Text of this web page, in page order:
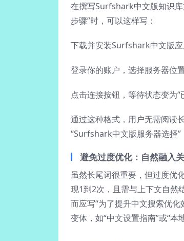
在撰写Surfshark中文版知识
步骤”时，可以这样写：
下载并安装Surfshark中文版应
登录你的账户，选择服务器位置
点击连接按钮，等待状态变为“
通过这种格式，用户无需阅读
“Surfshark中文版服务器选择”
避免过度优化：自然融入
虽然长尾词很重要，但过度优
现1到2次，且需与上下文自然
而应写“为了提升中文搜索优
变体，如“中文设置指南”或“本